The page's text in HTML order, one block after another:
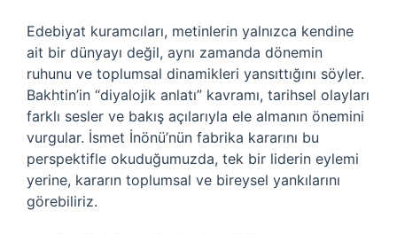
Edebiyat kuramcıları, metinlerin yalnızca kendine
ait bir dünyayı değil, aynı zamanda dönemin
ruhunu ve toplumsal dinamikleri yansıttığını söyler.
Bakhtin’in “diyalojik anlatı” kavramı, tarihsel olayları
farklı sesler ve bakış açılarıyla ele almanın önemini
vurgular. İsmet İnönü’nün fabrika kararını bu
perspektifle okuduğumuzda, tek bir liderin eylemi
yerine, kararın toplumsal ve bireysel yankılarını
görebiliriz.